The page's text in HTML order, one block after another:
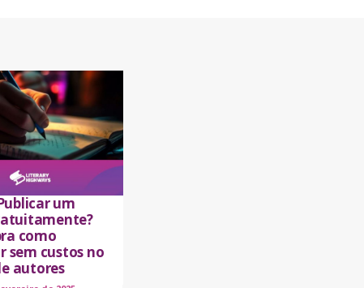
um
como
sem custos no
autores